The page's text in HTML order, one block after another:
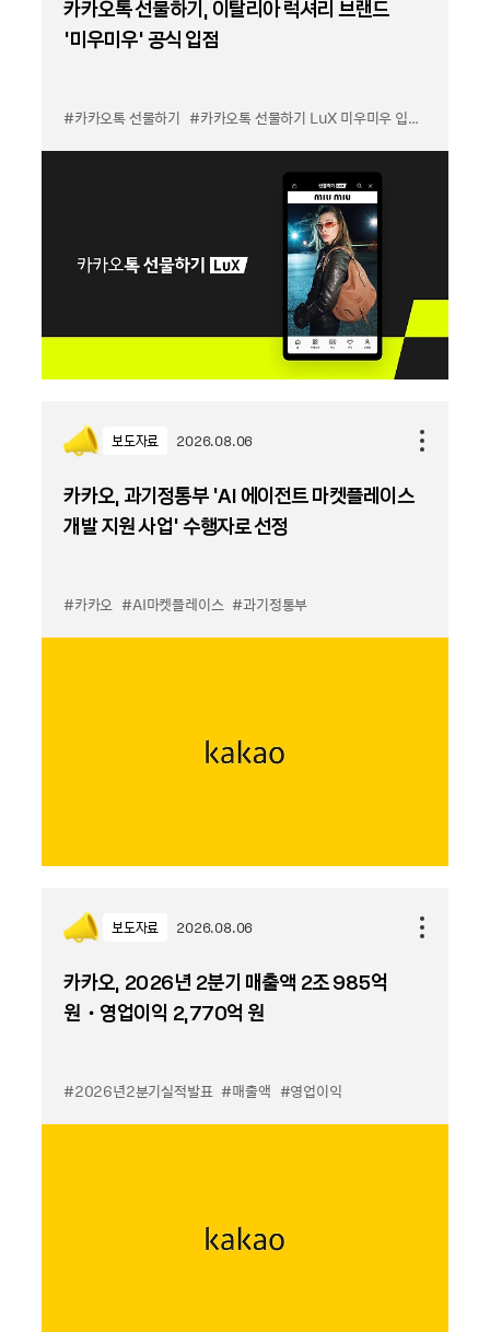
카카오톡 선물하기, 이탈리아 럭셔리 브랜드
'미우미우' 공식 입점
#카카오톡 선물하기 #카카오톡 선물하기 LuX 미우미우 입점
보도자료 2026.08.06
카카오, 과기정통부 ‘AI 에이전트 마켓플레이스
개발 지원 사업’ 수행자로 선정
#카카오 #AI마켓플레이스 #과기정통부
보도자료 2026.08.06
카카오, 2026년 2분기 매출액 2조 985억
원・영업이익 2,770억 원
#2026년2분기실적발표 #매출액 #영업이익